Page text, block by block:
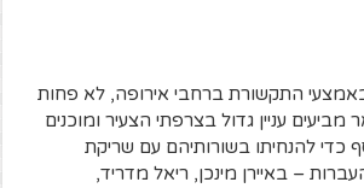
באמצעי התקשורת ברחבי אירופה, לא פחות
עניין גדול בצרפתי הצעיר ומוכנים
להנחיתו בשורותיהם עם שריקת
– באיירן מינכן, ריאל מדריד,